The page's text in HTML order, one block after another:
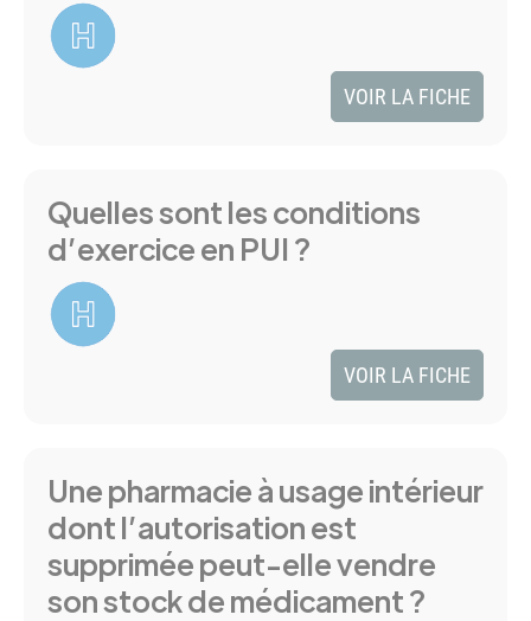
VOIR LA FICHE
Quelles sont les conditions
d’exercice en PUI ?
VOIR LA FICHE
Une pharmacie à usage intérieur
dont l’autorisation est
supprimée peut-elle vendre
son stock de médicament ?